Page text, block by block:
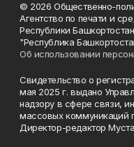
© 2026 Общественно-
Агентство по печати и
Республики
"Республика
Об использовании
Свидетельство о
мая 2025 г. выдано
надзору в сфере связи,
массовых коммуникаций
Директор-редактор